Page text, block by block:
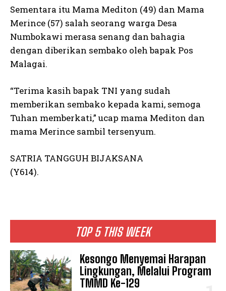
TOP 5 THIS WEEK
Kesongo Menyemai Harapan
Lingkungan, Melalui Program
TMMD Ke-129
Sementara itu Mama Mediton (49) dan Mama
Merince (57) salah seorang warga Desa
Numbokawi merasa senang dan bahagia
dengan diberikan sembako oleh bapak Pos
Malagai.
“Terima kasih bapak TNI yang sudah
memberikan sembako kepada kami, semoga
Tuhan memberkati,” ucap mama Mediton dan
mama Merince sambil tersenyum.
SATRIA TANGGUH BIJAKSANA
(Y614).